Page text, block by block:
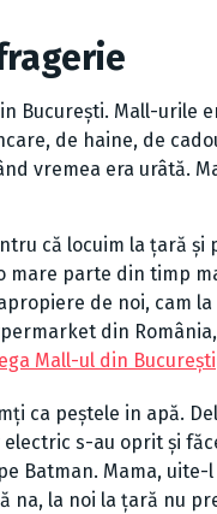
Mall-urile
de haine, de
vremea era urâtă.
că locuim la țară și
mare parte din timp
de noi, cam
din
Mall-ul din București
peștele in apă.
s-au oprit și
Batman. Mama, uite-
na, la noi la țară nu